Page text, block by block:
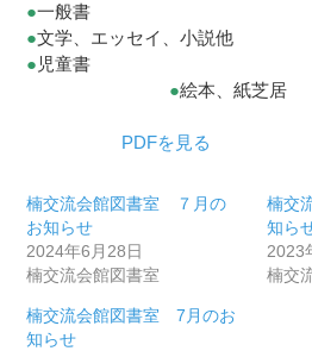
●一般書
●文学、エッセイ、小説他
● 児童書
●絵本、紙芝居
PDFを見る
楠交流会館図書室 ７月の
お知らせ
2024年6月28日
楠交流会館図書室
楠交
知ら
2023
楠交
楠交流会館図書室 7月のお
知らせ